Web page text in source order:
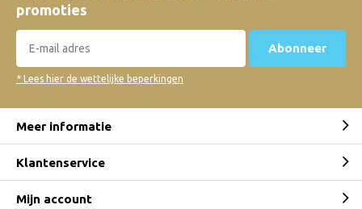
promoties
Abonneer
* Lees hier de wettelijke beperkingen
Meer informatie
Klantenservice
Mijn account